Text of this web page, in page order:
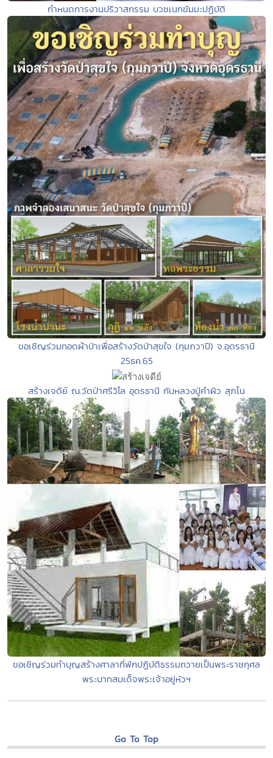
กำหนดการงานปริวาสกรรม บวชเนกขัมมะปฏิบัติ
ขอเชิญร่วมทอดผ้าป่าเพื่อสร้างวัดป่าสุขใจ (กุมภวาปี) จ.อุดรธานี
25ธค.65
สร้างเจดีย์ ณ.วัดป่าศรีวิไล อุดรธานี กับหลวงปู่คำผิว สุภโน
ขอเชิญร่วมทำบุญสร้างศาลาที่พักปฏิบัติธรรมถวายเป็นพระราชกุศล
พระบาทสมเด็จพระเจ้าอยู่หัวฯ
Go To Top